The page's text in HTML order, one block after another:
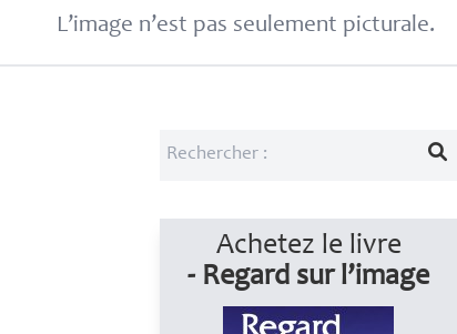
L’image n’est pas seulement picturale.
Achetez le livre
- Regard sur l’image